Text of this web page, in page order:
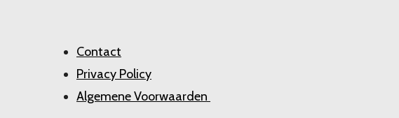
Contact
Privacy Policy
Algemene Voorwaarden